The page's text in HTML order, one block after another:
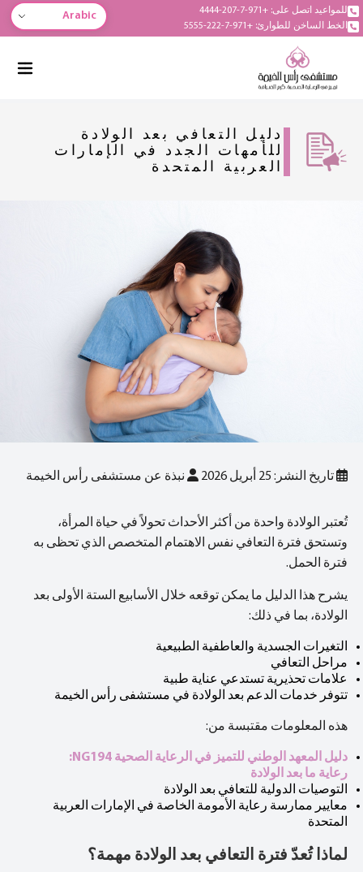
للمواعيد اتصل على: +971-7-207-4444
الخط الساخن للطوارئ: +971-7-222-5555
Arabic
دليل التعافي بعد الولادة
للأمهات الجدد في الإمارات
العربية المتحدة
تاريخ النشر: 25 أبريل 2026 نبذة عن مستشفى رأس الخيمة
تُعتبر الولادة واحدة من أكثر الأحداث تحولاً في حياة المرأة،
وتستحق فترة التعافي نفس الاهتمام المتخصص الذي تحظى به
فترة الحمل.
يشرح هذا الدليل ما يمكن توقعه خلال الأسابيع الستة الأولى بعد
الولادة، بما في ذلك:
التغيرات الجسدية والعاطفية الطبيعية
مراحل التعافي
علامات تحذيرية تستدعي عناية طبية
تتوفر خدمات الدعم بعد الولادة في مستشفى رأس الخيمة
هذه المعلومات مقتبسة من:
دليل المعهد الوطني للتميز في الرعاية الصحية NG194:
رعاية ما بعد الولادة
التوصيات الدولية للتعافي بعد الولادة
معايير ممارسة رعاية الأمومة الخاصة في الإمارات العربية
المتحدة
لماذا تُعدّ فترة التعافي بعد الولادة مهمة؟